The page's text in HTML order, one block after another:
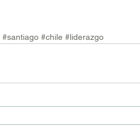
#santiago #chile #liderazgo